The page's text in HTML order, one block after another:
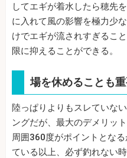
してエギが着水したら穂先
に入れて風の影響を極力少
けでエギが流されすぎるこ
限に抑えることができる。
場を休めることも
陸っぱりよりもスレていな
ングだが、最大のデメリッ
周囲360度がポイントとな
ている以上、必ず釣れない